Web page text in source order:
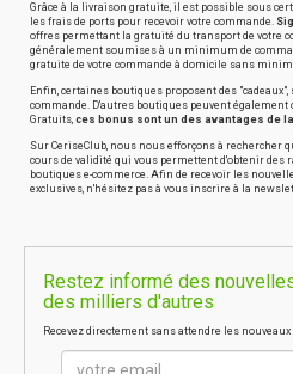
Grâce à la livraison gratuite, il est possible sous
les frais de ports pour recevoir votre commande.
offres permettant la gratuité du transport de votre
généralement soumises à un minimum de
gratuite de votre commande à domicile sans
Enfin, certaines boutiques proposent des
commande. D'autres boutiques peuvent
Gratuits, ces bonus sont un des avantages de
Sur CeriseClub, nous nous efforçons à rechercher
cours de validité qui vous permettent d'obtenir des
boutiques e-commerce. Afin de recevoir les
exclusives, n'hésitez pas à vous inscrire à la
Restez informé des
des milliers d'autres
Recevez directement sans attendre les